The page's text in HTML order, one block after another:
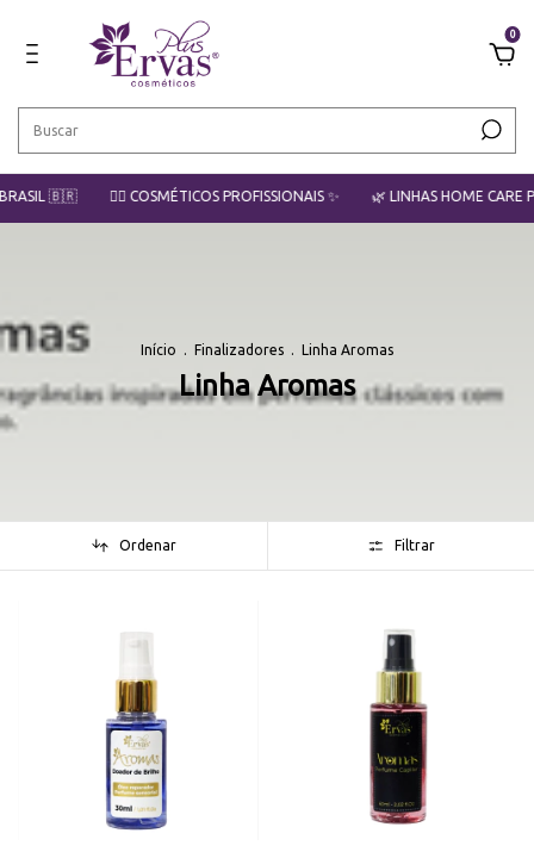
0
🇧🇷 💇‍♀️ COSMÉTICOS PROFISSIONAIS ✨ 🌿 LINHAS HOME CARE PLUS
Início Finalizadores Linha Aromas
Linha Aromas
Ordenar Filtrar